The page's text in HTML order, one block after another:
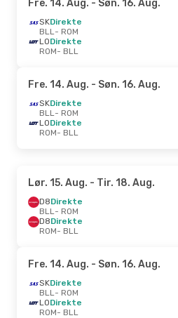
Fre. 14. Aug. - Søn. 16. Aug.
SKDirekte
BLL- ROM
LODirekte
ROM- BLL
Fre. 14. Aug. - Søn. 16. Aug.
SKDirekte
BLL- ROM
LODirekte
ROM- BLL
Lør. 15. Aug. - Tir. 18. Aug.
D8Direkte
BLL- ROM
D8Direkte
ROM- BLL
Fre. 14. Aug. - Søn. 16. Aug.
SKDirekte
BLL- ROM
LODirekte
ROM- BLL